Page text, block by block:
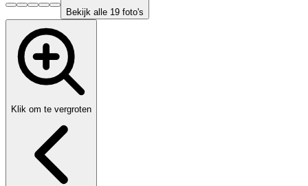
Bekijk alle 19 foto's
Klik om te vergroten